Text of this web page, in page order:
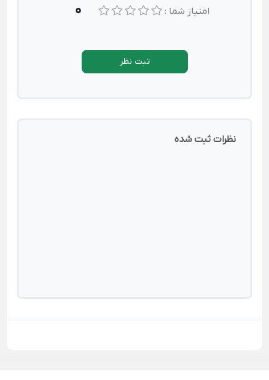
امتیاز شما : 0
ثبت نظر
نظرات ثبت شده